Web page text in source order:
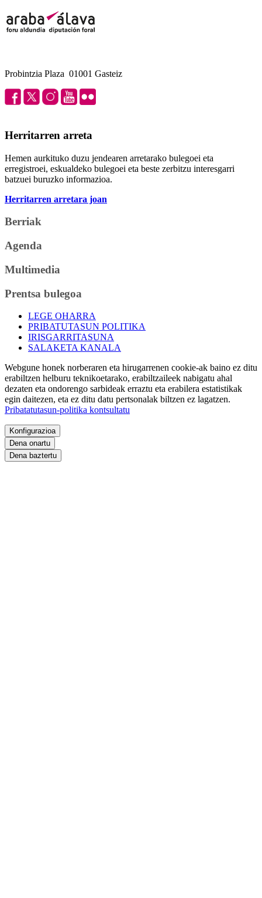
Probintzia Plaza 01001 Gasteiz
Herritarren arreta
Hemen aurkituko duzu jendearen arretarako bulegoei eta
erregistroei, eskualdeko bulegoei eta beste zerbitzu interesgarri
batzuei buruzko informazioa.
Herritarren arretara joan
Berriak
Agenda
Multimedia
Prentsa bulegoa
LEGE OHARRA
PRIBATUTASUN POLITIKA
IRISGARRITASUNA
SALAKETA KANALA
Webgune honek norberaren eta hirugarrenen cookie-ak baino ez ditu
erabiltzen helburu teknikoetarako, erabiltzaileek nabigatu ahal
dezaten eta ondorengo sarbideak erraztu eta erabilera estatistikak
egin daitezen, eta ez ditu datu pertsonalak biltzen ez lagatzen.
Pribatatutasun-politika kontsultatu
Konfigurazioa
Dena onartu
Dena baztertu